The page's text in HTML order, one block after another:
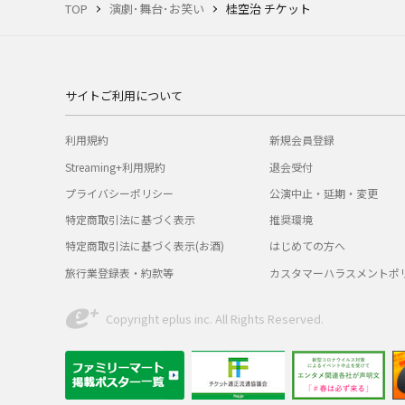
TOP 演劇･舞台･お笑い 桂空治 チケット
サイトご利用について
利用規約
Streaming+利用規約
プライバシーポリシー
特定商取引法に基づく表示
特定商取引法に基づく表示(お酒)
旅行業登録表・約款等
新規会員登録
退会受付
公演中止・延期・変更
推奨環境
はじめての方へ
カスタマーハラスメントポ
Copyright eplus inc. All Rights Reserved.